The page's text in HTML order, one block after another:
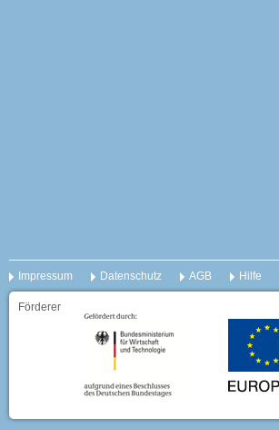
Impressum Datenschutz AGB Hilfe
Förderer